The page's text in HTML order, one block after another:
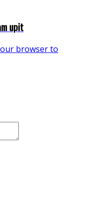
upit
browser to